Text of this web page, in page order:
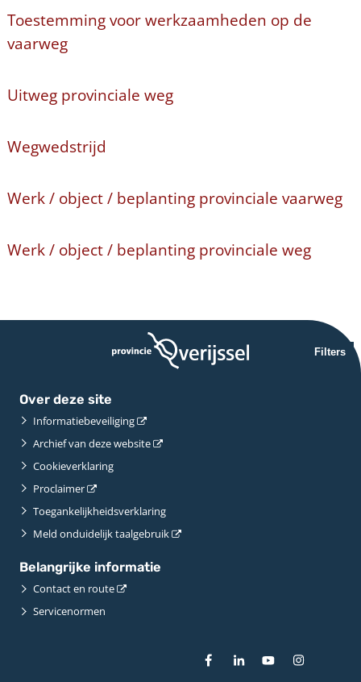
Toestemming voor werkzaamheden op de
vaarweg
Uitweg provinciale weg
Wegwedstrijd
Werk / object / beplanting provinciale vaarweg
Werk / object / beplanting provinciale weg
Filters
Over deze site
Informatiebeveiliging
Archief van deze website
Cookieverklaring
Proclaimer
Toegankelijkheidsverklaring
Meld onduidelijk taalgebruik
Belangrijke informatie
Contact en route
Servicenormen